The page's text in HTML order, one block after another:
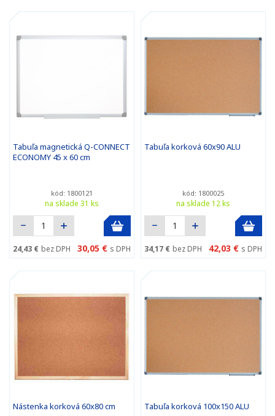
Tabuľa magnetická Q-CONNECT
ECONOMY 45 x 60 cm
kód: 1800121
na sklade 31 ks
24,43 € bez DPH 30,05 € s DPH
Tabuľa korková 60x90 ALU
kód: 1800025
na sklade 12 ks
34,17 € bez DPH 42,03 € s DPH
Nástenka korková 60x80 cm Tabuľa korková 100x150 ALU